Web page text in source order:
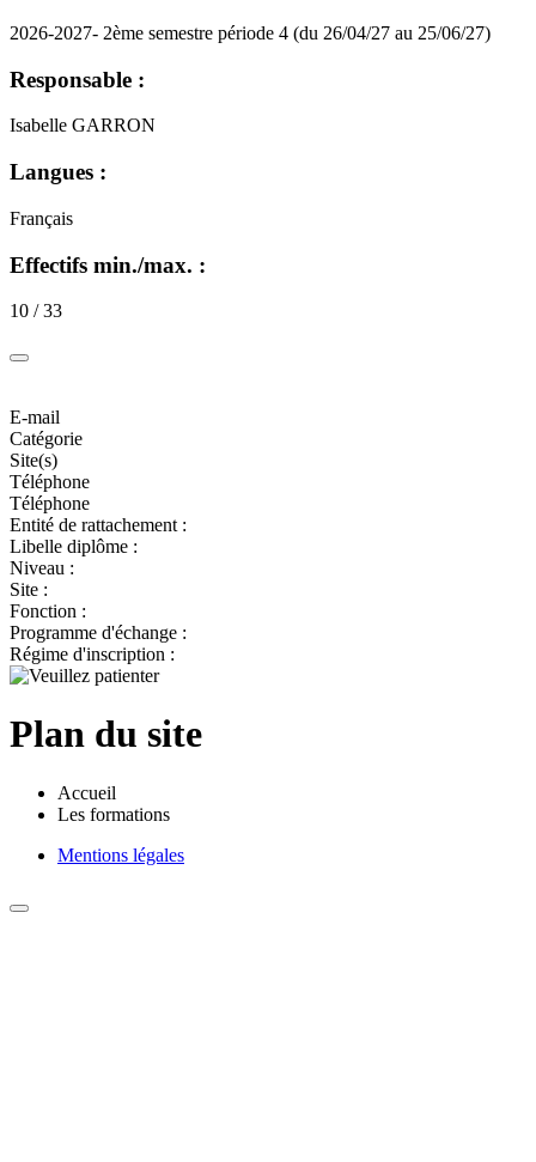
2026-2027- 2ème semestre période 4 (du 26/04/27 au 25/06/27)
Responsable :
Isabelle GARRON
Langues :
Français
Effectifs min./max. :
10 / 33
E-mail
Catégorie
Site(s)
Téléphone
Téléphone
Entité de rattachement :
Libelle diplôme :
Niveau :
Site :
Fonction :
Programme d'échange :
Régime d'inscription :
Plan du site
Accueil
Les formations
Mentions légales